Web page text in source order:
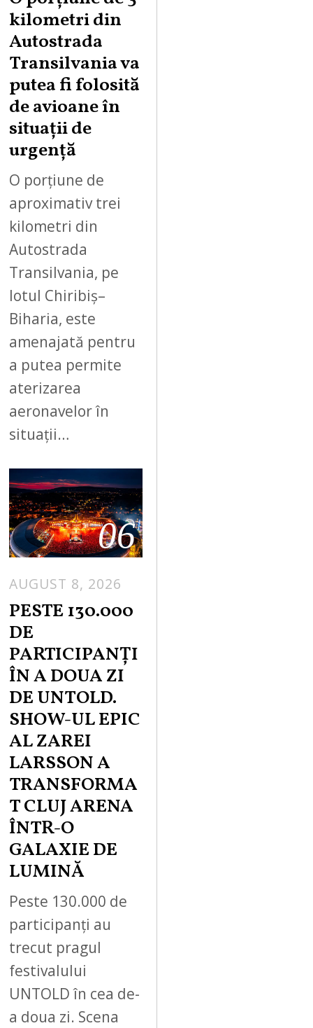
G
T
8
kilometri din
Autostrada
Transilvania va
putea fi folosită
de avioane în
situații de
urgență
O porțiune de
aproximativ trei
kilometri din
Autostrada
Transilvania, pe
lotul Chiribiș–
Biharia, este
amenajată pentru
a putea permite
aterizarea
aeronavelor în
situații…
06
AUGUST 8, 2026
PESTE 130.000
DE
PARTICIPANȚI
ÎN A DOUA ZI
DE UNTOLD.
SHOW-UL EPIC
AL ZAREI
LARSSON A
TRANSFORMA
T CLUJ ARENA
ÎNTR-O
GALAXIE DE
LUMINĂ
Peste 130.000 de
participanți au
trecut pragul
festivalului
UNTOLD în cea de-
a doua zi. Scena